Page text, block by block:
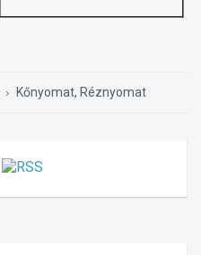
Kőnyomat, Réznyomat